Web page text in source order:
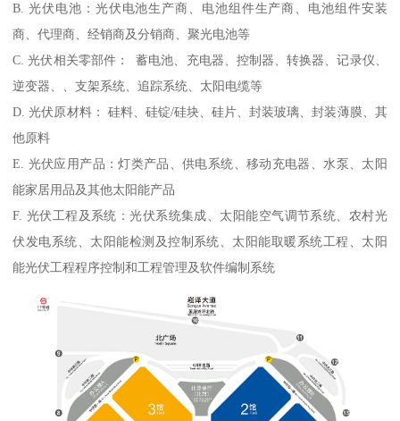
B. 光伏电池：光伏电池生产商、电池组件生产商、电池组件安装
商、代理商、经销商及分销商、聚光电池等
C. 光伏相关零部件： 蓄电池、充电器、控制器、转换器、记录仪、
逆变器、、支架系统、追踪系统、太阳电缆等
D. 光伏原材料： 硅料、硅锭/硅块、硅片、封装玻璃、封装薄膜、其
他原料
E. 光伏应用产品：灯类产品、供电系统、移动充电器、水泵、太阳
能家居用品及其他太阳能产品
F. 光伏工程及系统：光伏系统集成、太阳能空气调节系统、农村光
伏发电系统、太阳能检测及控制系统、太阳能取暖系统工程、太阳
能光伏工程程序控制和工程管理及软件编制系统